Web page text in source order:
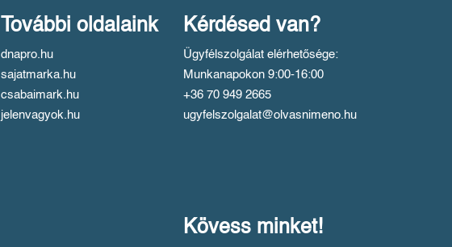
További oldalaink
dnapro.hu
sajatmarka.hu
csabaimark.hu
jelenvagyok.hu
Kérdésed van?
Ügyfélszolgálat elérhetősége:
Munkanapokon 9:00-16:00
+36 70 949 2665
ugyfelszolgalat@olvasnimeno.hu
Kövess minket!